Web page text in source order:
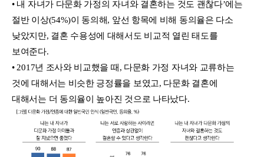
• 내 자녀가 다문화 가정의 자녀와 결혼하는 것도 괜찮다’에는
절반 이상(54%)이 동의해, 앞선 항목에 비해 동의율은 다소
낮았지만, 결혼 수용성에 대해서도 비교적 열린 태도를
보여준다.
• 2017년 조사와 비교했을 때, 다문화 가정 자녀와 교류하는
것에 대해서는 비슷한 긍정률을 보였고, 다문화 결혼에
대해서는 더 동의율이 높아진 것으로 나타났다.